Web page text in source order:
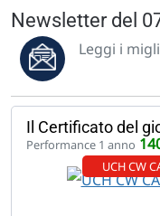
Newsletter del
Leggi i
Il Certificato del
Performance 1 anno
UCH CW